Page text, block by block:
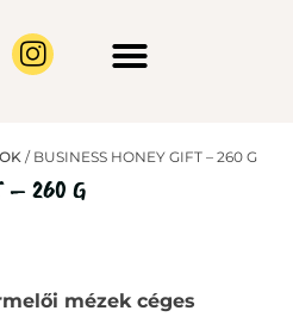
/ BUSINESS HONEY GIFT – 260 G
– 260 G
mézek céges